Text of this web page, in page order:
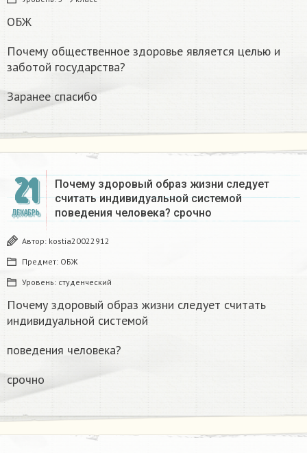
ОБЖ
Почему общественное здоровье является целью и
заботой государства?
Заранее спасибо
21
ДЕКАБРЬ
Почему здоровый образ жизни следует
считать индивидуальной системой
поведения человека? срочно
Автор: kostia20022912
Предмет: ОБЖ
Уровень: студенческий
Почему здоровый образ жизни следует считать
индивидуальной системой
поведения человека?
срочно